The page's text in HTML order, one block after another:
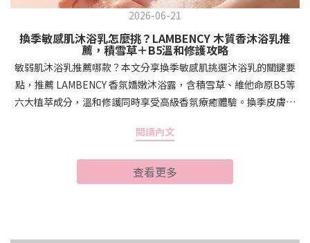
2026-06-21
換季敏感肌沐浴乳怎麼挑？LAMBENCY 木質香沐浴乳推
薦，積雪草＋B5溫和修護攻略
敏弱肌沐浴乳推薦哪款？本文分享換季敏感肌挑選沐浴乳的關鍵要
點，推薦 LAMBENCY 香氛嬌嫩沐浴露，含積雪草、維他命原B5等
六大植萃成分，溫和修護同時享受高級香氛療癒體驗。換季皮膚拉
是也有這樣的困擾：洗完澡皮膚緊繃乾癢、身體某些部位莫名泛
肌在發出的求救訊號。敏弱肌的肌膚屏障本來就比較脆弱，當溫
度、濕度劇烈變化時，皮脂分泌容易失衡，角質層的保水能力也會
閱讀內文
查看更多